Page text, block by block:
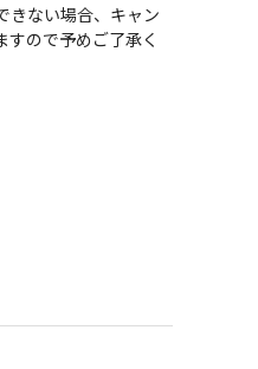
きない場合、キャン
ので予めご了承く